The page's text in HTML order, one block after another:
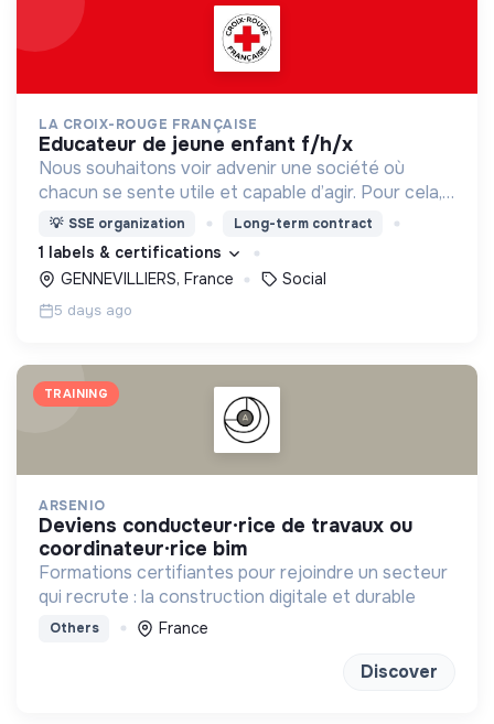
LA CROIX-ROUGE FRANÇAISE
educateur de jeune enfant f/h/x
Nous souhaitons voir advenir une société où
chacun se sente utile et capable d’agir. Pour cela,
nous proposons des moyens et des lieux
d’engagement innovants et adaptés à tous.
💡 SSE organization Long-term contract
1 labels & certifications
GENNEVILLIERS, France
Social
5 days ago
TRAINING
ARSENIO
deviens conducteur·rice de travaux ou
coordinateur·rice bim
Formations certifiantes pour rejoindre un secteur
qui recrute : la construction digitale et durable
Others France
Discover